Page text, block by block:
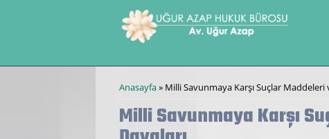
Buradasınız
Anasayfa» Milli Savunmaya Karşı Suçlar Maddeleri
Milli Savunmaya Karşı